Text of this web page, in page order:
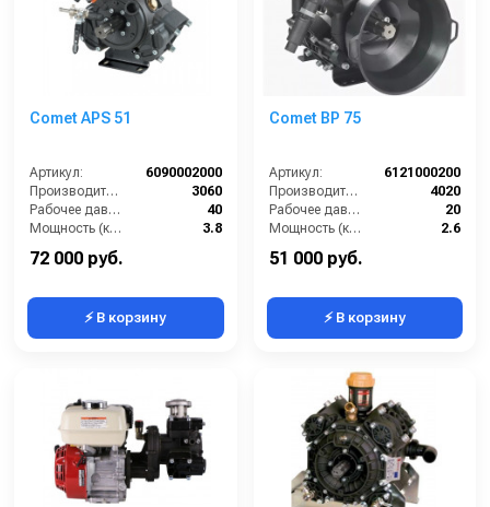
Comet APS 51
Артикул:
6090002000
Производительность (л/ч):
3060
Рабочее давление (бар):
40
Мощность (кВт):
3.8
72 000 руб.
⚡ В корзину
Comet BP 75
Артикул:
6121000200
Производительность (л/ч):
4020
Рабочее давление (бар):
20
Мощность (кВт):
2.6
51 000 руб.
⚡ В корзину